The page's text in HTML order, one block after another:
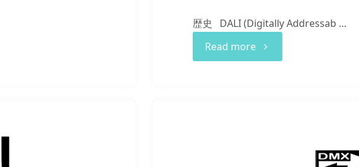
歴史 DALI (Digitally Addressab …
Read more"DALI"